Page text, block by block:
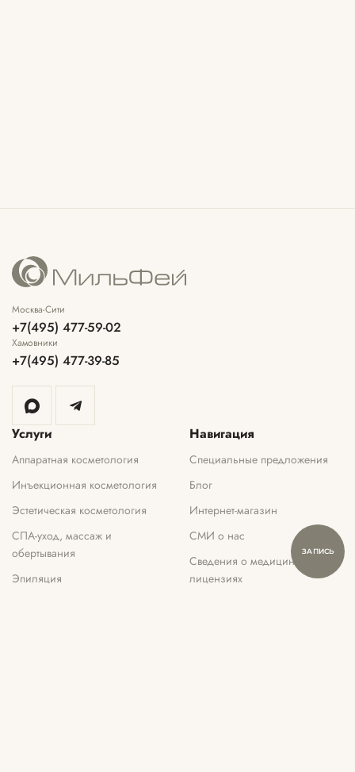
Москва-Сити
+7(495) 477-59-02
Хамовники
+7(495) 477-39-85
Услуги
Аппаратная косметология
Инъекционная косметология
Эстетическая косметология
СПА-уход, массаж и
обертывания
Эпиляция
Навигация
Специальные предложения
Блог
Интернет-магазин
СМИ о нас
Сведения о медицинских
лицензиях